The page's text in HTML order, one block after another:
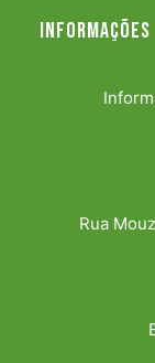
Informações
Rua